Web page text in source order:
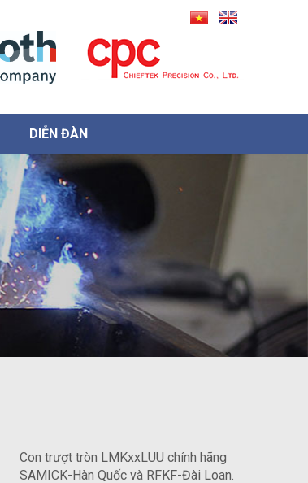
DIỄN ĐÀN
Con trượt tròn LMKxxLUU chính hãng
SAMICK-Hàn Quốc và RFKF-Đài Loan.